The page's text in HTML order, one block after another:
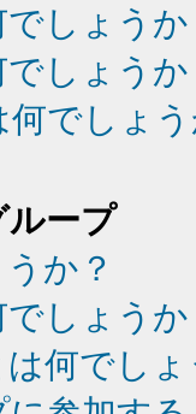
しょうか
しょうか
何でしょ
ループ
か？
しょうか
何でし